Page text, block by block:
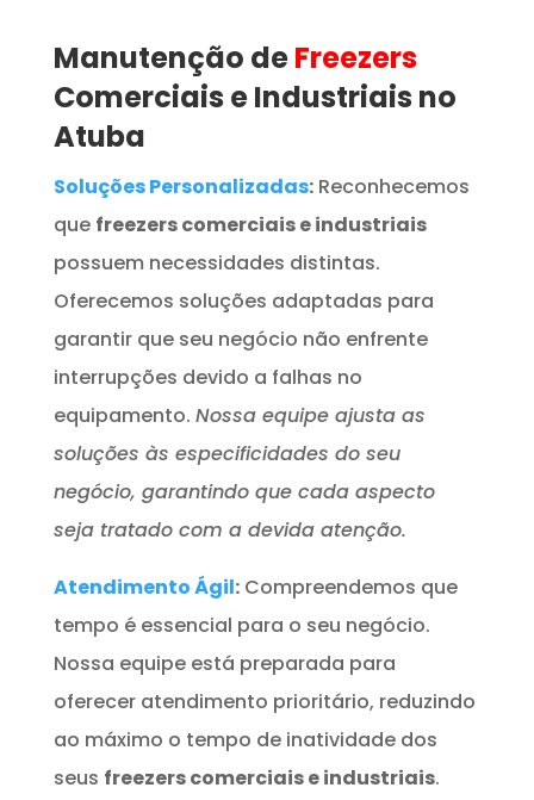
Manutenção deFreezers
Comerciais e Industriais no
Atuba
Soluções Personalizadas:Reconhecemos
que freezers comerciais e industriais
possuem necessidades distintas.
Oferecemos soluções adaptadas para
garantir que seu negócio não enfrente
interrupções devido a falhas no
equipamento. Nossa equipe ajusta as
soluções às especificidades do seu
negócio, garantindo que cada aspecto
seja tratado com a devida atenção.
Atendimento Ágil:Compreendemos que
tempo é essencial para o seu negócio.
Nossa equipe está preparada para
oferecer atendimento prioritário, reduzindo
ao máximo o tempo de inatividade dos
seus freezers comerciais e industriais.